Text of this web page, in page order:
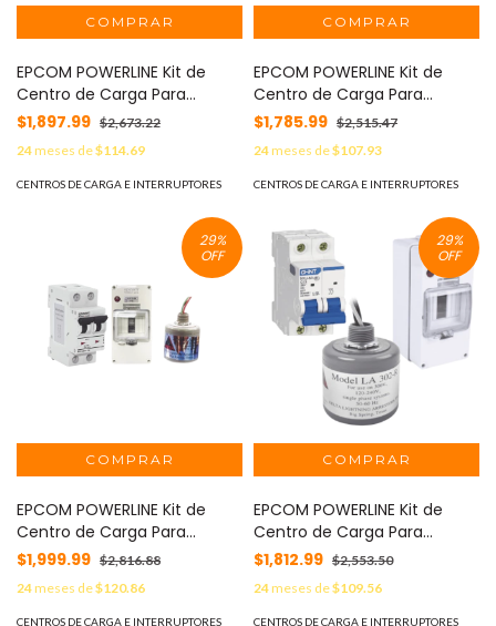
EPCOM POWERLINE Kit de
Centro de Carga Para
Corriente Alterna, Breaker de
hasta 400 Vca de 40 A con
Supresor de Picos
Transitorios. MOD: PL40ACA
$1,897.99 $2,673.22
24meses de$114.69
CENTROS DE CARGA E INTERRUPTORES
EPCOM POWERLINE Kit de
Centro de Carga Para
Corriente Alterna, Breaker de
hasta 400 Vca de 10 A con
Supresor de Picos
Transitorios. MOD: PL10ACA
$1,785.99 $2,515.47
24meses de$107.93
CENTROS DE CARGA E INTERRUPTORES
29%
OFF
EPCOM POWERLINE Kit de
Centro de Carga Para
Corriente Directa, Breaker de
hasta 800 Vcc de 63 A con
Supresor de Descargas
Atmosféricas. MOD: PL63ACD
$1,999.99 $2,816.88
24meses de$120.86
CENTROS DE CARGA E INTERRUPTORES
29%
OFF
EPCOM POWERLINE Kit de
Centro de Carga Para
Corriente Alterna, Breaker de
hasta 400 Vca de 16 A con
Supresor de Picos
Transitorios. MOD: PL16ACA
$1,812.99 $2,553.50
24meses de$109.56
CENTROS DE CARGA E INTERRUPTORES